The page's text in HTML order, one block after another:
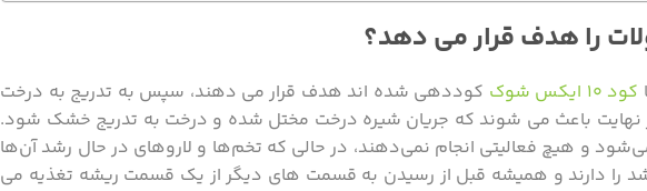
را هدف قرار می دهد؟
کود ۱۰ ایکس شوک
کوددهی شده اند هدف قرار می دهند، سپس به تدریج به درخت
نهایت باعث می شوند که جریان شیره درخت مختل شده و درخت به تدریج خشک شود.
و هیچ فعالیتی انجام نمی‌دهند، در حالی که تخم‌ها و لاروهای در حال رشد آن‌ها
را دارند و همیشه قبل از رسیدن به قسمت های دیگر از یک قسمت ریشه تغذیه می